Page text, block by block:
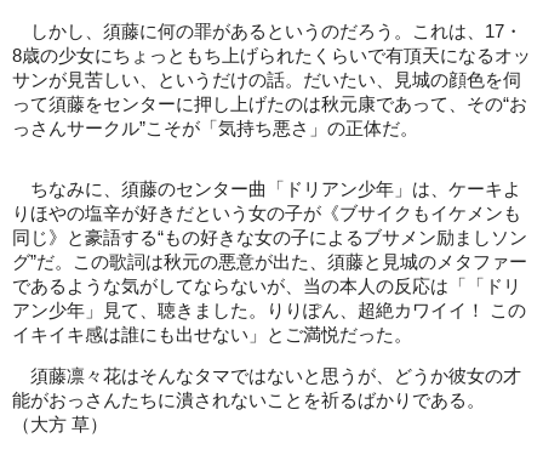
しかし、須藤に何の罪があるというのだろう。これは、17・
8歳の少女にちょっともち上げられたくらいで有頂天になるオッ
サンが見苦しい、というだけの話。だいたい、見城の顔色を伺
って須藤をセンターに押し上げたのは秋元康であって、その“お
っさんサークル”こそが「気持ち悪さ」の正体だ。
ちなみに、須藤のセンター曲「ドリアン少年」は、ケーキよ
りほやの塩辛が好きだという女の子が《ブサイクもイケメンも
同じ》と豪語する“もの好きな女の子によるブサメン励ましソン
グ”だ。この歌詞は秋元の悪意が出た、須藤と見城のメタファー
であるような気がしてならないが、当の本人の反応は「「ドリ
アン少年」見て、聴きました。りりぽん、超絶カワイイ！ この
イキイキ感は誰にも出せない」とご満悦だった。
須藤凛々花はそんなタマではないと思うが、どうか彼女の才
能がおっさんたちに潰されないことを祈るばかりである。
（大方 草）